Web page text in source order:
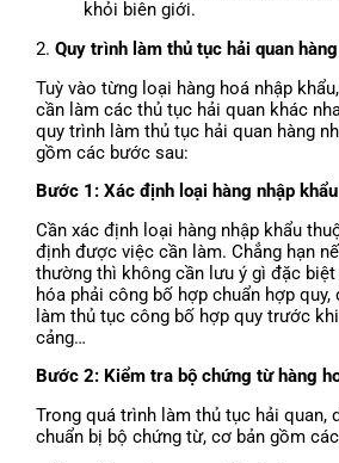
khỏi biên giới.
2.Quy trình làm thủ tục hải quan
Tuỳ vào từng loại hàng hoá nhập
cần làm các thủ tục hải quan khác
quy trình làm thủ tục hải quan hàng
gồm các bước sau:
Bước 1: Xác định loại hàng nhập khẩu
Cần xác định loại hàng nhập khẩu
định được việc cần làm. Chẳng hạn
thường thì không cần lưu ý gì đặc biệt
hóa phải công bố hợp chuẩn hợp quy,
làm thủ tục công bố hợp quy trước
cảng…
Bước 2: Kiểm tra bộ chứng từ hàng
Trong quá trình làm thủ tục hải quan,
chuẩn bị bộ chứng từ, cơ bản gồm